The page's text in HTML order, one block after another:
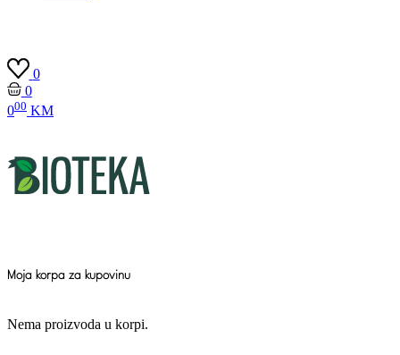
0
0
000 KM
Moja korpa za kupovinu
Nema proizvoda u korpi.